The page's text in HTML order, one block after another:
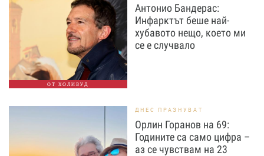
ОТ ХОЛИВУД
Антонио Бандерас:
Инфарктът беше най-
хубавото нещо, което ми
се е случвало
ДНЕС ПРАЗНУВАТ
Орлин Горанов на 69:
Годините са само цифра –
аз се чувствам на 23